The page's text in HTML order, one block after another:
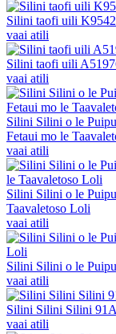
Silini taofi uili
vaai atili
Silini taofi uili
vaai atili
Silini Silini o le
Fetaui mo le
vaai atili
Silini Silini o le
Taavaletoso Loli
vaai atili
Silini Silini o le
vaai atili
Silini Silini Silini
vaai atili